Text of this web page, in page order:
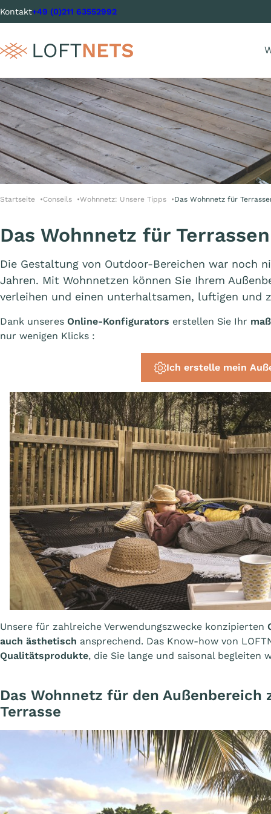
Kontakt+49 (0)211 63552992
Startseite Conseils Wohnnetz: Unsere Tipps Das Wohnnetz für
Das Wohnnetz für Terrassen
Die Gestaltung von Outdoor-Bereichen war noch
Jahren. Mit Wohnnetzen können Sie Ihrem
verleihen und einen unterhaltsamen, luftigen und
Dank unseres Online-Konfigurators erstellen Sie Ihr
nur wenigen Klicks :
Ich erstelle mein
Unsere für zahlreiche Verwendungszwecke konzipierten
auch ästhetisch ansprechend. Das Know-how von
Qualitätsprodukte, die Sie lange und saisonal begleiten
Das Wohnnetz für den Außenbereich
Terrasse